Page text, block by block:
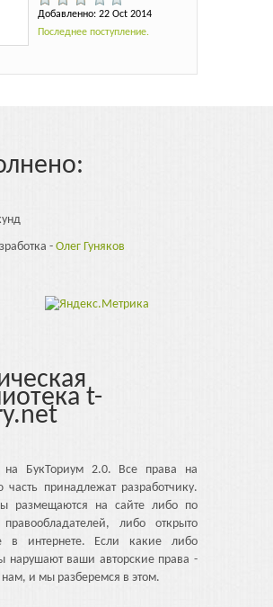
Добавленно: 22 Oct 2014
Последнее поступление.
-Олег Гуняков
t-
на БукТориум 2.0. Все права на
часть принадлежат разработчику.
размещаются на сайте либо по
правообладателей, либо открыто
в интернете. Если какие либо
нарушают ваши авторские права -
и мы разберемся в этом.